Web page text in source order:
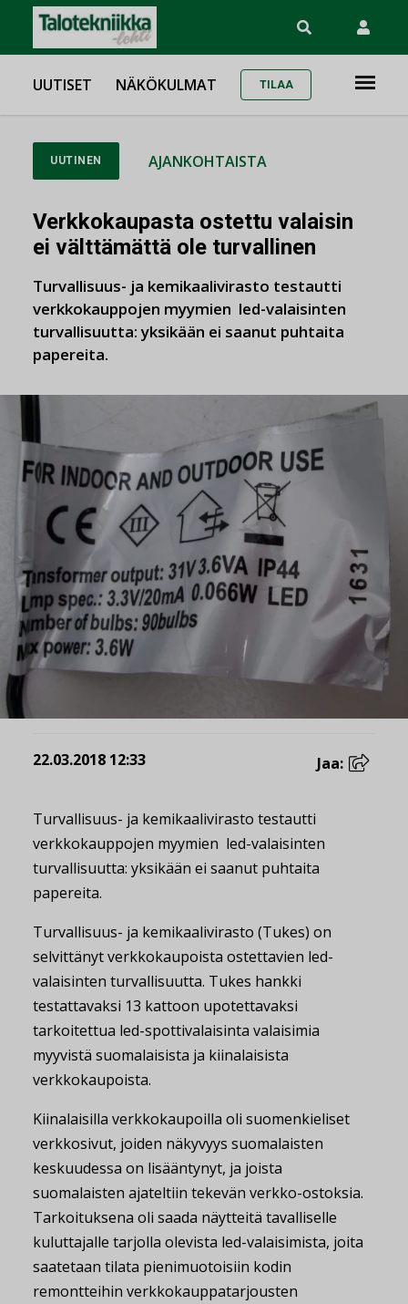
UUTISET NÄKÖKULMAT TILAA
UUTINEN AJANKOHTAISTA
Verkkokaupasta ostettu valaisin
ei välttämättä ole turvallinen
Turvallisuus- ja kemikaalivirasto testautti
verkkokauppojen myymien led-valaisinten
turvallisuutta: yksikään ei saanut puhtaita
papereita.
22.03.2018 12:33 Jaa:
Turvallisuus- ja kemikaalivirasto testautti
verkkokauppojen myymien led-valaisinten
turvallisuutta: yksikään ei saanut puhtaita
papereita.
Turvallisuus- ja kemikaalivirasto (Tukes) on
selvittänyt verkkokaupoista ostettavien led-
valaisinten turvallisuutta. Tukes hankki
testattavaksi 13 kattoon upotettavaksi
tarkoitettua led-spottivalaisinta valaisimia
myyvistä suomalaisista ja kiinalaisista
verkkokaupoista.
Kiinalaisilla verkkokaupoilla oli suomenkieliset
verkkosivut, joiden näkyvyys suomalaisten
keskuudessa on lisääntynyt, ja joista
suomalaisten ajateltiin tekevän verkko-ostoksia.
Tarkoituksena oli saada näytteitä tavalliselle
kuluttajalle tarjolla olevista led-valaisimista, joita
saatetaan tilata pienimuotoisiin kodin
remontteihin verkkokauppatarjousten